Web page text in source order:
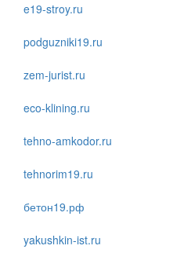
e19-stroy.ru
podguzniki19.ru
zem-jurist.ru
eco-klining.ru
tehno-amkodor.ru
tehnorim19.ru
бетон19.рф
yakushkin-ist.ru